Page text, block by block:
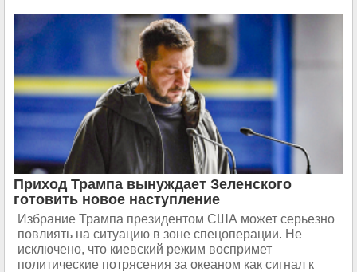
Приход Трампа вынуждает Зеленского
готовить новое наступление
Избрание Трампа президентом США может серьезно
повлиять на ситуацию в зоне спецоперации. Не
исключено, что киевский режим воспримет
политические потрясения за океаном как сигнал к